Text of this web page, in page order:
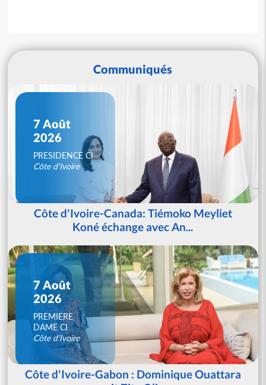
Communiqués
7 Août
2026
PRESIDENCE CI
Côte d'Ivoire
Côte d'Ivoire-Canada: Tiémoko Meyliet
Koné échange avec An...
7 Août
2026
PREMIERE
DAME CI
Côte d'Ivoire
Côte d'Ivoire-Gabon : Dominique Ouattara